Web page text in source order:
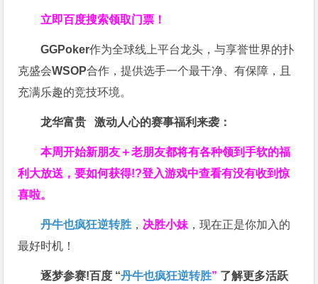
立即百度搜索领取门票！
GGPoker作为全球线上平台龙头，与享誉世界的扑
克盛会WSOP合作，提供选手一个最干净、有保障，且
充满乐趣的竞技环境。
龙华富贵 激动人心的赛事福利来袭：
本周开始新朋友＋老朋友都将有各种领到手软的福
利大放送，要如何获得!?登入游戏中查看有没有收到惊
喜啦。
丹牛也疯狂逆转胜 ， 决胜小妹 ，现在正是你加入的
最好时机！
逐梦参赛!百度 “丹牛也疯狂逆转胜” 了解更多活跃